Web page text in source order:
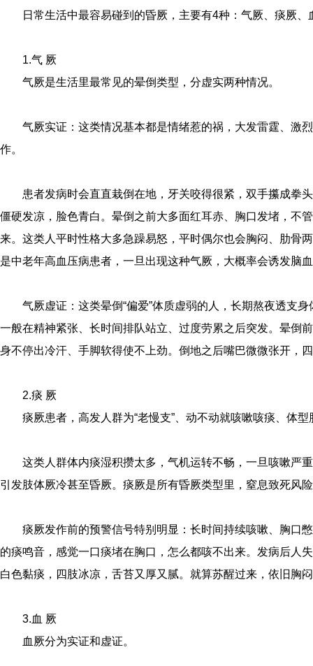
日常生活中最容易碰到的昏厥，主要有4种：气厥、痰厥、
1.气 厥
气厥是生活里最常见的晕倒类型，分虚实两种情况。
气厥实证：这类情况基本都是情绪惹的祸，大发雷霆、激
作。
患者发病时会直直栽倒在地，牙关咬得很紧，双手攥成拳
僵硬发凉，脸色青白。晕倒之前大多面红耳赤、胸口发堵，不
来。这类人平时性格大多急躁易怒，平时偶尔也会胸闷、肋骨
是中老年高血压病患者，一旦出现这种气厥，大概率会诱发脑
气厥虚证：这类晕倒“偏爱”体质虚弱的人，长期熬夜透支
一般在精神紧张、长时间排队站立、过度劳累之后突发。晕倒
身不停出冷汗、手脚软得使不上劲。倒地之后嘴巴微微张开，
2.痰 厥
痰厥患者，高发人群为“老慢支”、动不动就咳嗽咳痰、体
这类人群体内痰湿积攒太多，气机运转不畅，一旦咳嗽严
引发肢体厥冷甚至昏厥。痰厥是所有昏厥类型里，窒息致死风
痰厥发作前的预警信号特别明显：长时间持续咳嗽、胸口
的痰鸣音，感觉一口痰堵在胸口，怎么都咳不出来。发病后人
白色黏痰，四肢冰凉，舌苔又厚又腻。就算苏醒过来，依旧胸
3.血 厥
血厥分为实证和虚证。